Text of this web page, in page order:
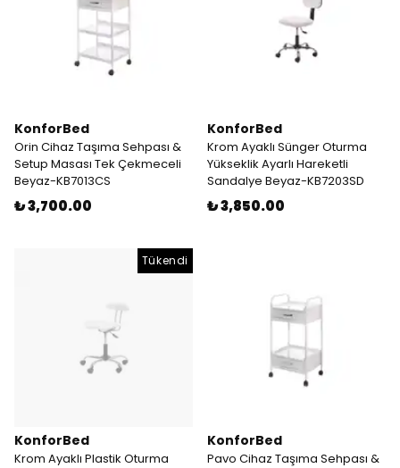
KonforBed
Orin Cihaz Taşıma Sehpası &
Setup Masası Tek Çekmeceli
Beyaz-KB7013CS
₺ 3,700.00
KonforBed
Krom Ayaklı Sünger Oturma
Yükseklik Ayarlı Hareketli
Sandalye Beyaz-KB7203SD
₺ 3,850.00
Tükendi
KonforBed
Krom Ayaklı Plastik Oturma
KonforBed
Pavo Cihaz Taşıma Sehpası &